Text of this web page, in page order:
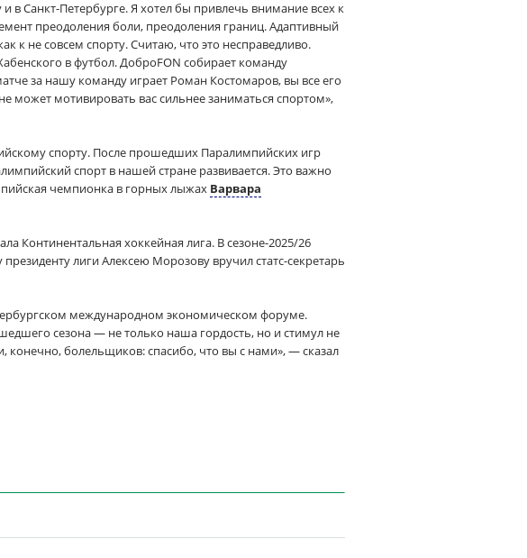
Санкт-Петербурге. Я хотел бы привлечь внимание всех к
преодоления боли, преодоления границ. Адаптивный
к не совсем спорту. Считаю, что это несправедливо.
в футбол. ДоброFON собирает команду
за нашу команду играет Роман Костомаров, вы все его
может мотивировать вас сильнее заниматься спортом»,
спорту. После прошедших Паралимпийских игр
спорт в нашей стране развивается. Это важно
чемпионка в горных лыжах Варвара
Континентальная хоккейная лига. В сезоне-2025/26
лиги Алексею Морозову вручил статс-секретарь
международном экономическом форуме.
сезона — не только наша гордость, но и стимул не
конечно, болельщиков: спасибо, что вы с нами», — сказал